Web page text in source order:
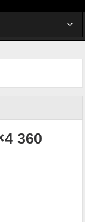
360